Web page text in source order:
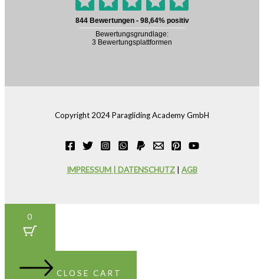
Copyright 2024 Paragliding Academy GmbH
IMPRESSUM | DATENSCHUTZ AGB
0
CLOSE CART